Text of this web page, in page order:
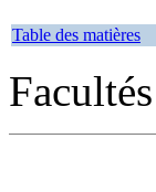
Table des matières